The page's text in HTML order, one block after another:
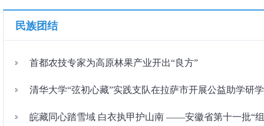
民族团结
首都农技专家为高原林果产业开出“良方”
清华大学“弦初心藏”实践支队在拉萨市开展公益助学研
皖藏同心踏雪域 白衣执甲护山南 ——安徽省第十一批“